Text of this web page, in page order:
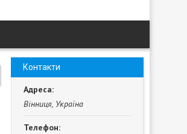
Контакти
Вінниця, Україна